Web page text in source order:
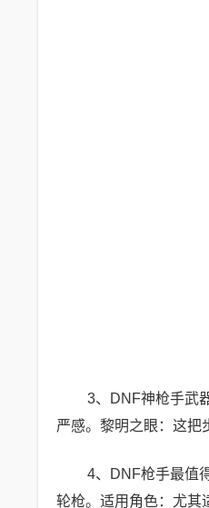
3、DNF神枪手武
严感。黎明之眼：这把
4、DNF枪手最值
轮枪。适用角色：尤其